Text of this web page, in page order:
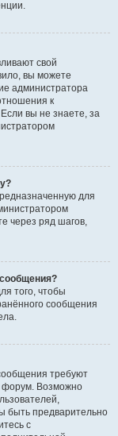
свой
вы можете
администратора
к
вы не знаете, за
для
через ряд шагов,
того, чтобы
сообщения
требуют
форум. Возможно
быть предварительно
с